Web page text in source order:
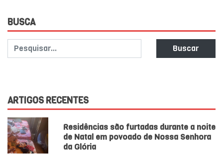
BUSCA
Buscar
ARTIGOS RECENTES
Residências são furtadas durante a noite
de Natal em povoado de Nossa Senhora
da Glória